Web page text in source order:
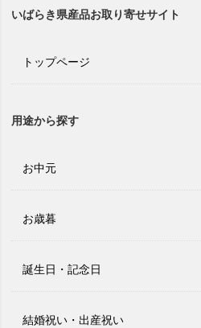
いばらき県産品お取り寄せサイト
トップページ
用途から探す
お中元
お歳暮
誕生日・記念日
結婚祝い・出産祝い